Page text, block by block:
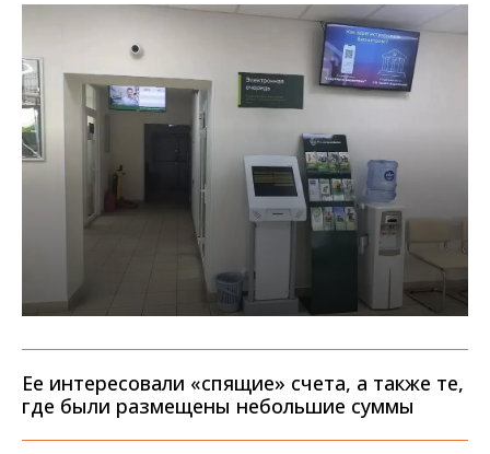
Ее интересовали «спящие» счета, а также те,
где были размещены небольшие суммы